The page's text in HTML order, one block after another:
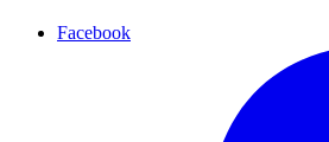
Facebook